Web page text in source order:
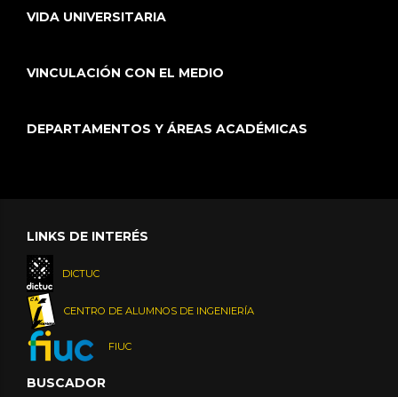
VIDA UNIVERSITARIA
VINCULACIÓN CON EL MEDIO
DEPARTAMENTOS Y ÁREAS ACADÉMICAS
LINKS DE INTERÉS
DICTUC
CENTRO DE ALUMNOS DE INGENIERÍA
FIUC
BUSCADOR